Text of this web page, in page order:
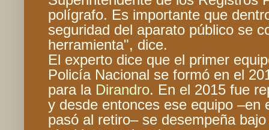
polígrafo. Es importante que
seguridad del aparato público se
herramienta", dice.
El experto dice que el primer
Policía Nacional se formó en el
para la Dirandro. En el 2015 fue
y desde entonces ese equipo –en
pasó al retiro– se desempeña